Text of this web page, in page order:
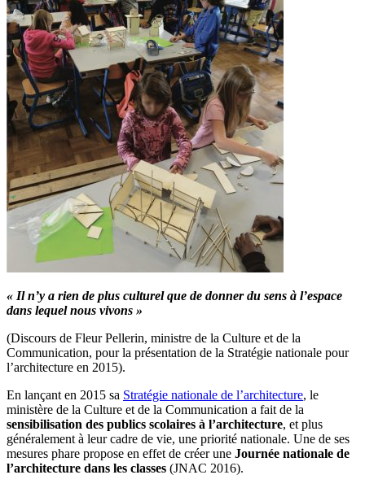
« Il n’y a rien de plus culturel que de donner du sens à l’espace
dans lequel nous vivons »
(Discours de Fleur Pellerin, ministre de la Culture et de la
Communication, pour la présentation de la Stratégie nationale pour
l’architecture en 2015).
En lançant en 2015 sa Stratégie nationale de l’architecture, le
ministère de la Culture et de la Communication a fait de la
sensibilisation des publics scolaires à l’architecture, et plus
généralement à leur cadre de vie, une priorité nationale. Une de ses
mesures phare propose en effet de créer une Journée nationale de
l’architecture dans les classes (JNAC 2016).